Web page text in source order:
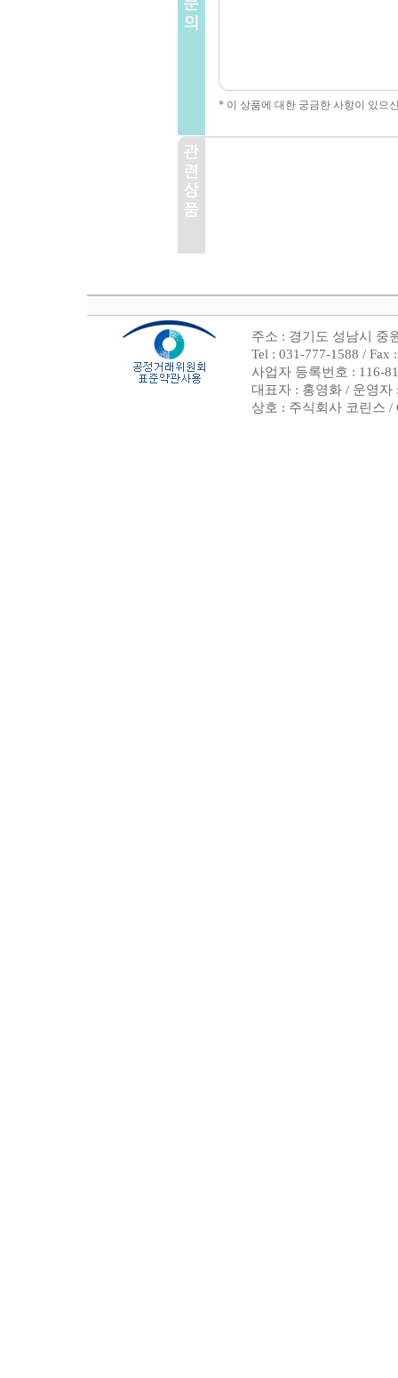
* 이 상품에 대한 궁금한 사항이 있으
주소 : 경기도 성남시 중
Tel : 031-777-1588 /
사업자 등록번호 : 116-
대표자 : 홍영화 / 운영자
상호 : 주식회사 코린스 /